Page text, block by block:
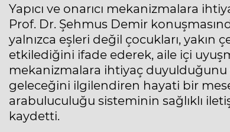
Yapıcı ve onarıcı mekanizmalara
Prof. Dr. Şehmus Demir
yalnızca eşleri değil çocukları, yakın
etkilediğini ifade ederek, aile içi
mekanizmalara ihtiyaç duyulduğunu
geleceğini ilgilendiren hayati bir
arabuluculuğu sisteminin sağlıklı
kaydetti.